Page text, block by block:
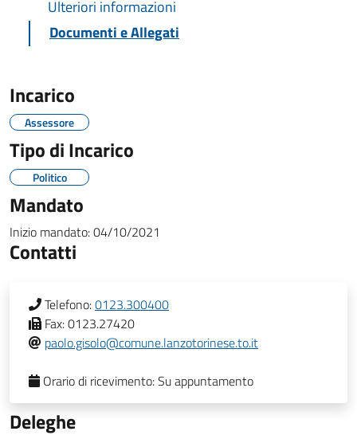
Ulteriori informazioni
Documenti e Allegati
Incarico
Assessore
Tipo di Incarico
Politico
Mandato
Inizio mandato:04/10/2021
Contatti
Telefono:0123.300400
Fax:0123.27420
paolo.gisolo@comune.lanzotorinese.to.it
Orario di ricevimento:Su appuntamento
Deleghe